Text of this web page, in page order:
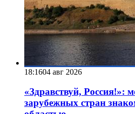
18:1604 авг 2026
«Здравствуй, Россия!»:
зарубежных стран